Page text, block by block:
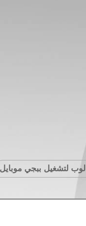
لتشغيل ببجي موبايل